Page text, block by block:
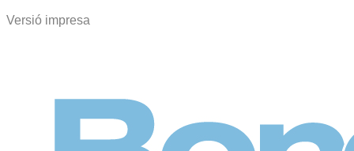
Versió impresa